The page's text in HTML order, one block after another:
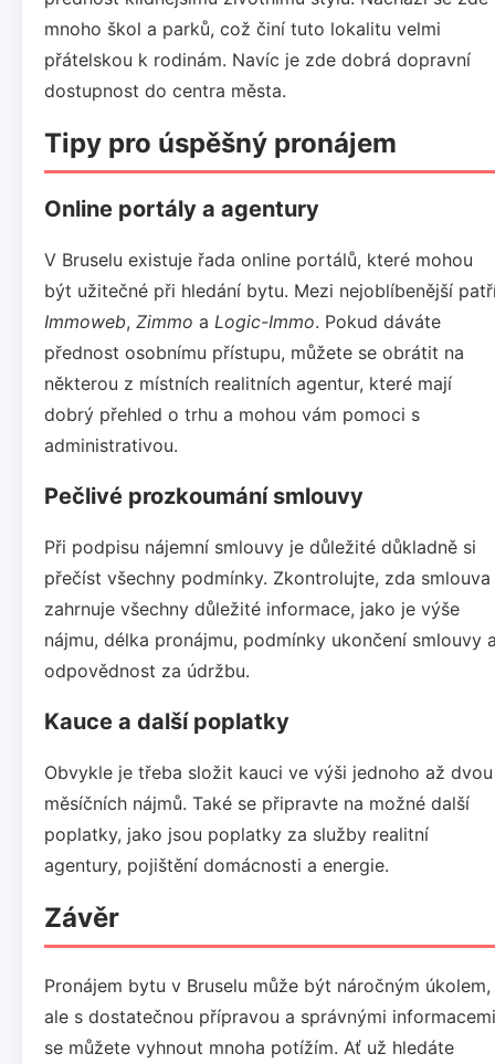
mnoho škol a parků, což činí tuto lokalitu velmi
přátelskou k rodinám. Navíc je zde dobrá dopravní
dostupnost do centra města.
Tipy pro úspěšný pronájem
Online portály a agentury
V Bruselu existuje řada online portálů, které mohou
být užitečné při hledání bytu. Mezi nejoblíbenější
Immoweb, Zimmo a Logic-Immo. Pokud dáváte
přednost osobnímu přístupu, můžete se obrátit na
některou z místních realitních agentur, které mají
dobrý přehled o trhu a mohou vám pomoci s
administrativou.
Pečlivé prozkoumání smlouvy
Při podpisu nájemní smlouvy je důležité důkladně si
přečíst všechny podmínky. Zkontrolujte, zda smlouva
zahrnuje všechny důležité informace, jako je výše
nájmu, délka pronájmu, podmínky ukončení smlouvy
odpovědnost za údržbu.
Kauce a další poplatky
Obvykle je třeba složit kauci ve výši jednoho až dvou
měsíčních nájmů. Také se připravte na možné další
poplatky, jako jsou poplatky za služby realitní
agentury, pojištění domácnosti a energie.
Závěr
Pronájem bytu v Bruselu může být náročným úkolem,
ale s dostatečnou přípravou a správnými informacemi
se můžete vyhnout mnoha potížím. Ať už hledáte